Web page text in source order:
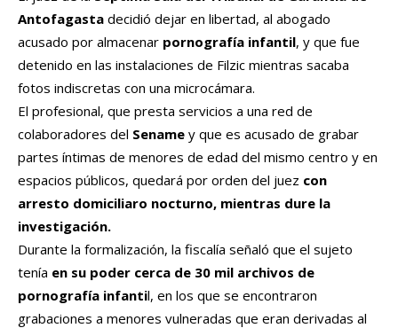
Antofagasta decidió dejar en libertad, al abogado
acusado por almacenar pornografía infantil, y que fue
detenido en las instalaciones de Filzic mientras sacaba
fotos indiscretas con una microcámara.
El profesional, que presta servicios a una red de
colaboradores del Sename y que es acusado de grabar
partes íntimas de menores de edad del mismo centro y en
espacios públicos, quedará por orden del juez con
arresto domiciliaro nocturno, mientras dure la
investigación.
Durante la formalización, la fiscalía señaló que el sujeto
tenía en su poder cerca de 30 mil archivos de
pornografía infantil, en los que se encontraron
grabaciones a menores vulneradas que eran derivadas al